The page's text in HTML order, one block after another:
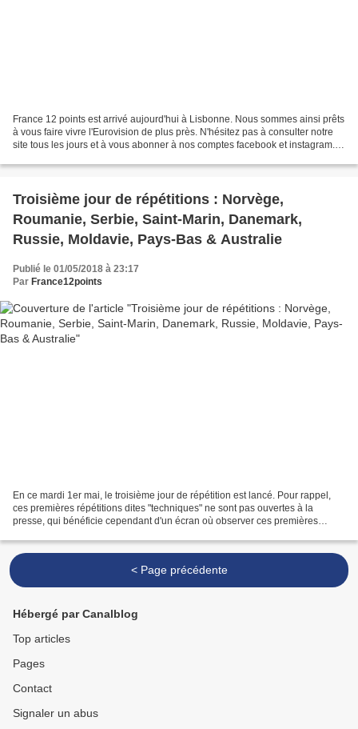
France 12 points est arrivé aujourd'hui à Lisbonne. Nous sommes ainsi prêts
à vous faire vivre l'Eurovision de plus près. N'hésitez pas à consulter notre
site tous les jours et à vous abonner à nos comptes facebook et instagram.
Troisième jour de répétitions : Norvège,
Roumanie, Serbie, Saint-Marin, Danemark,
Russie, Moldavie, Pays-Bas & Australie
Publié le 01/05/2018 à 23:17
Par France12points
En ce mardi 1er mai, le troisième jour de répétition est lancé. Pour rappel,
ces premières répétitions dites "techniques" ne sont pas ouvertes à la
presse, qui bénéficie cependant d'un écran où observer ces premières
< Page précédente
Hébergé par Canalblog
Top articles
Pages
Contact
Signaler un abus